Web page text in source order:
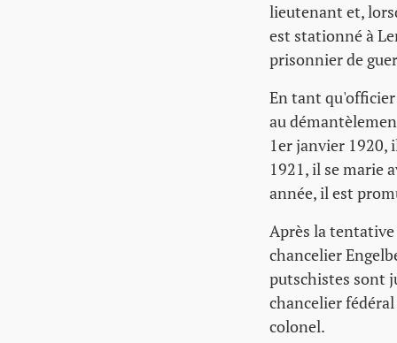
lieutenant et,
est stationné à
prisonnier de
En tant
au
1er janvier 1920,
1921, il se marie
année, il est
Après la
chancelier
putschistes sont
chancelier fédéral
colonel.